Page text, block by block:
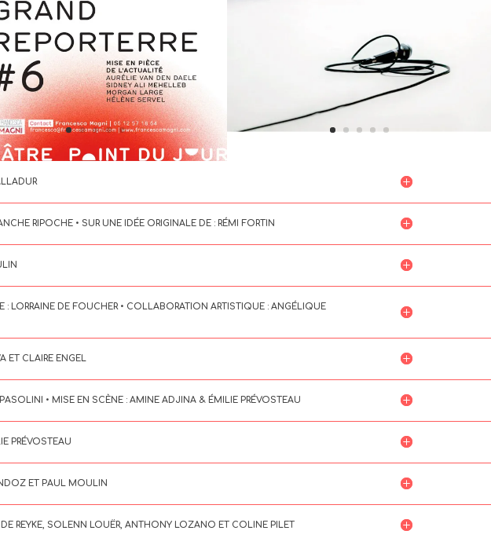
RIPOCHE • SUR UNE IDÉE ORIGINALE DE : RÉMI FORTIN
: LORRAINE DE FOUCHER • COLLABORATION ARTISTIQUE : ANGÉLIQUE
ET CLAIRE ENGEL
• MISE EN SCÈNE : AMINE ADJINA & ÉMILIE PRÉVOSTEAU
PRÉVOSTEAU
ET PAUL MOULIN
REYKE, SOLENN LOUËR, ANTHONY LOZANO ET COLINE PILET